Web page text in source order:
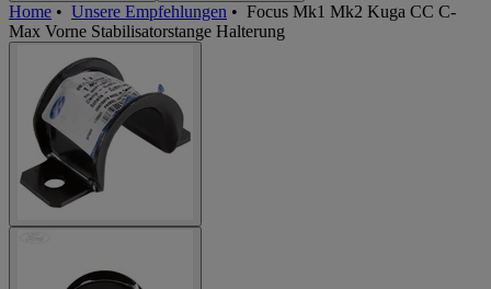
Home • Unsere Empfehlungen • Focus Mk1 Mk2 Kuga CC C-
Max Vorne Stabilisatorstange Halterung